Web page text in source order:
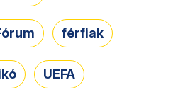
férfiak
UEFA